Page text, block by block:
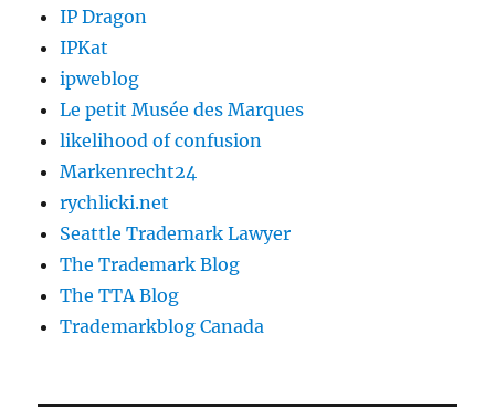
IP Dragon
IPKat
ipweblog
Le petit Musée des Marques
likelihood of confusion
Markenrecht24
rychlicki.net
Seattle Trademark Lawyer
The Trademark Blog
The TTA Blog
Trademarkblog Canada